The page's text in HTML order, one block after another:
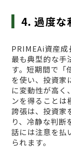
4. 過度な
PRIMEAi資産成
最も典型的な手
す。短期間で「
を使い、投資家
に変動性が高く
ンを得ることは
誇張は、投資家
り、冷静な判断
話には注意を払
られます。